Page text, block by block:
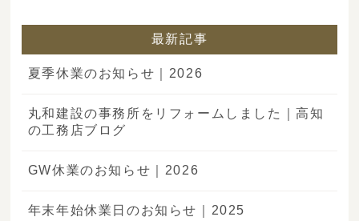
最新記事
夏季休業のお知らせ｜2026
丸和建設の事務所をリフォームしました｜高知
の工務店ブログ
GW休業のお知らせ｜2026
年末年始休業日のお知らせ｜2025